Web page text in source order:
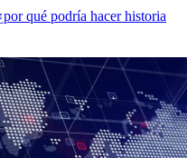
qué podría hacer historia